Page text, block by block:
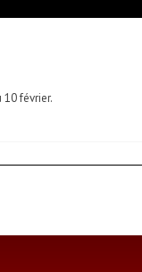
février.